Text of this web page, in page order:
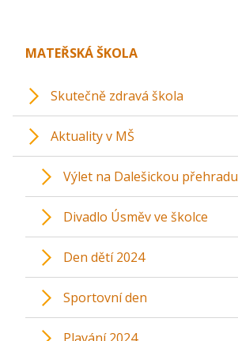
MATEŘSKÁ ŠKOLA
Skutečně zdravá škola
Aktuality v MŠ
Výlet na Dalešickou přehradu
Divadlo Úsměv ve školce
Den dětí 2024
Sportovní den